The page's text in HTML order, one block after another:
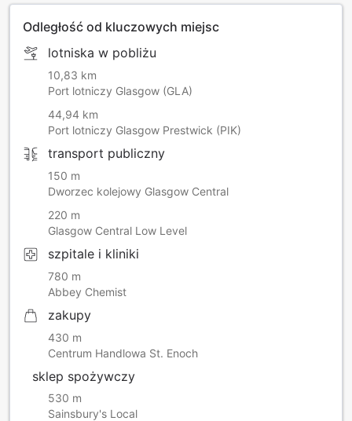
Odległość od kluczowych miejsc
lotniska w pobliżu
10,83 km
Port lotniczy Glasgow (GLA)
44,94 km
Port lotniczy Glasgow Prestwick (PIK)
transport publiczny
150 m
Dworzec kolejowy Glasgow Central
220 m
Glasgow Central Low Level
szpitale i kliniki
780 m
Abbey Chemist
zakupy
430 m
Centrum Handlowa St. Enoch
sklep spożywczy
530 m
Sainsbury's Local